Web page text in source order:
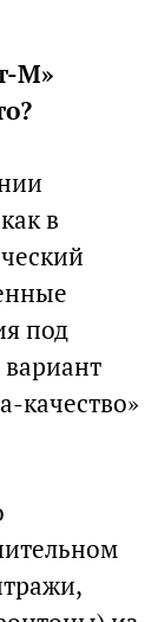
М»
в
под
качество»